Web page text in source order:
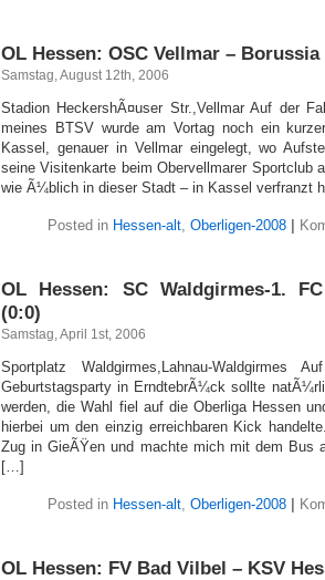
OL Hessen: OSC Vellmar –
Samstag, August 12th, 2006
Stadion HeckershÃ¤user Str.,Vellmar Auf der
meines BTSV wurde am Vortag noch ein
Kassel, genauer in Vellmar eingelegt, wo
seine Visitenkarte beim Obervellmarer Sportclub
wie Ã¼blich in dieser Stadt – in Kassel verfranzt
Posted in Hessen-alt, Oberligen-2008
OL Hessen: SC Waldgirmes-1.
(0:0)
Samstag, April 1st, 2006
Sportplatz Waldgirmes,Lahnau-
Geburtstagsparty in ErndtebrÃ¼ck sollte
werden, die Wahl fiel auf die Oberliga Hessen
hierbei um den einzig erreichbaren Kick
Zug in GieÃŸen und machte mich mit dem Bus
[…]
Posted in Hessen-alt, Oberligen-2008
OL Hessen: FV Bad Vilbel – KSV